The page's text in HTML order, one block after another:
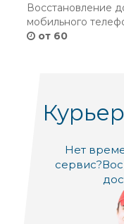
Восстановление
мобильного
от 60
Нет
сервис?